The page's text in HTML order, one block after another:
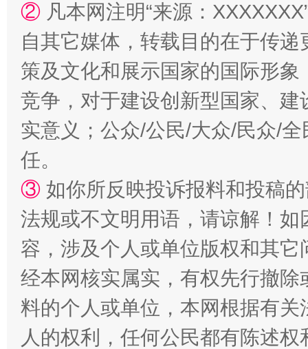
如何以同查同治破解风腐交织难题
② 凡本网注明“来源：
自其它媒体，转载目的在于传
策及文化和展示国家的国际形
竞争，对于建设创新型国家、
实意义；公众/公民/大众/民众/
任。
③ 如你所反映投诉报料和投稿
法规或不文明用语，请谅解！
容，涉及个人或单位版权和其它
经本网核实属实，有权先行撤
料的个人或单位，本网根据有
人的权利，任何公民都有陈述